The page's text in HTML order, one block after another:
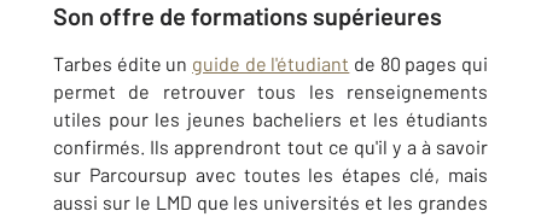
Son offre de formations supérieures
Tarbes édite un guide de l'étudiant de 80 pages qui
permet de retrouver tous les renseignements
utiles pour les jeunes bacheliers et les étudiants
confirmés. Ils apprendront tout ce qu'il y a à savoir
sur Parcoursup avec toutes les étapes clé, mais
aussi sur le LMD que les universités et les grandes